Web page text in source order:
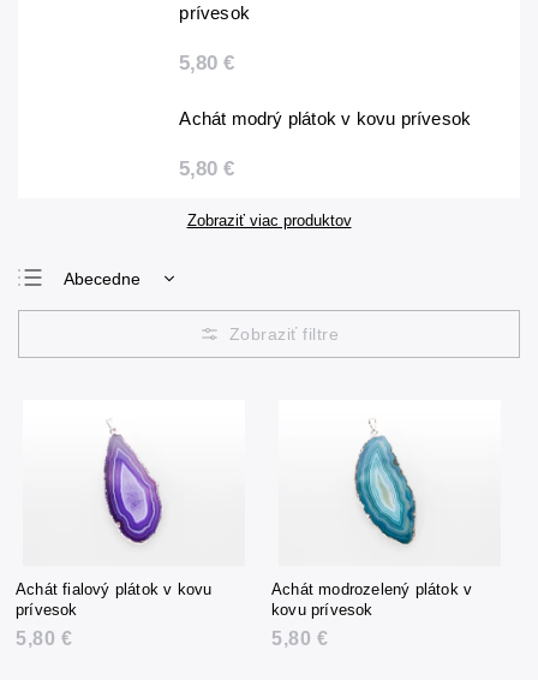
prívesok
5,80 €
Achát modrý plátok v kovu prívesok
5,80 €
Zobraziť viac produktov
Abecedne
Najlacnejšie
Najdrahšie
Achát fialový plátok v kovu
prívesok
5,80 €
Achát modrozelený plátok v
kovu prívesok
5,80 €